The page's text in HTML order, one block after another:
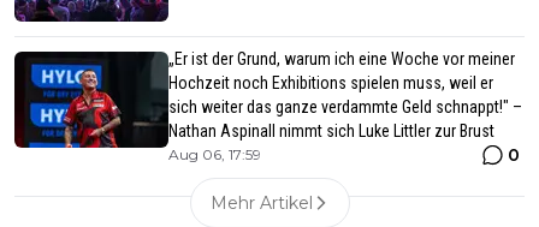
„Er ist der Grund, warum ich eine Woche vor meiner
Hochzeit noch Exhibitions spielen muss, weil er
sich weiter das ganze verdammte Geld schnappt!" –
Nathan Aspinall nimmt sich Luke Littler zur Brust
Aug 06, 17:59 0
Mehr Artikel